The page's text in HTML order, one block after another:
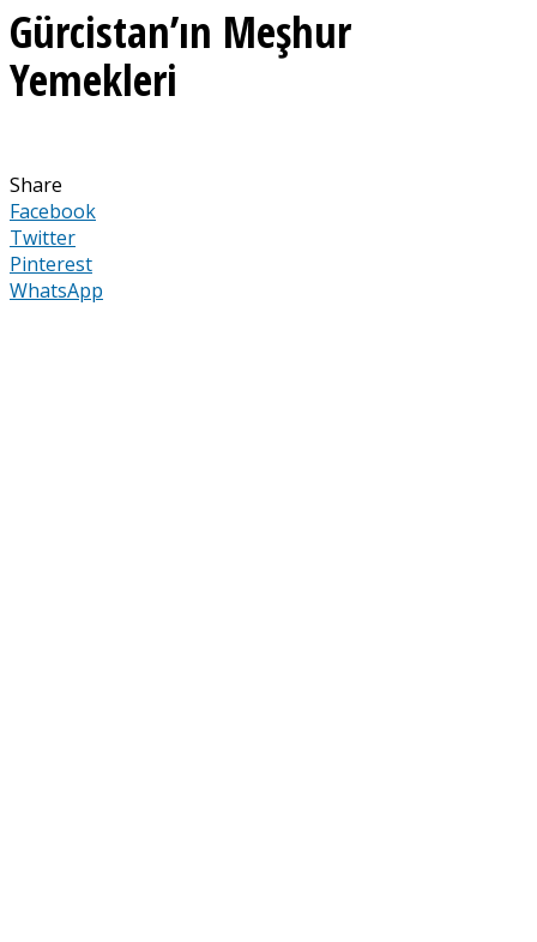
Gürcistan’ın Meşhur
Yemekleri
Share
Facebook
Twitter
Pinterest
WhatsApp